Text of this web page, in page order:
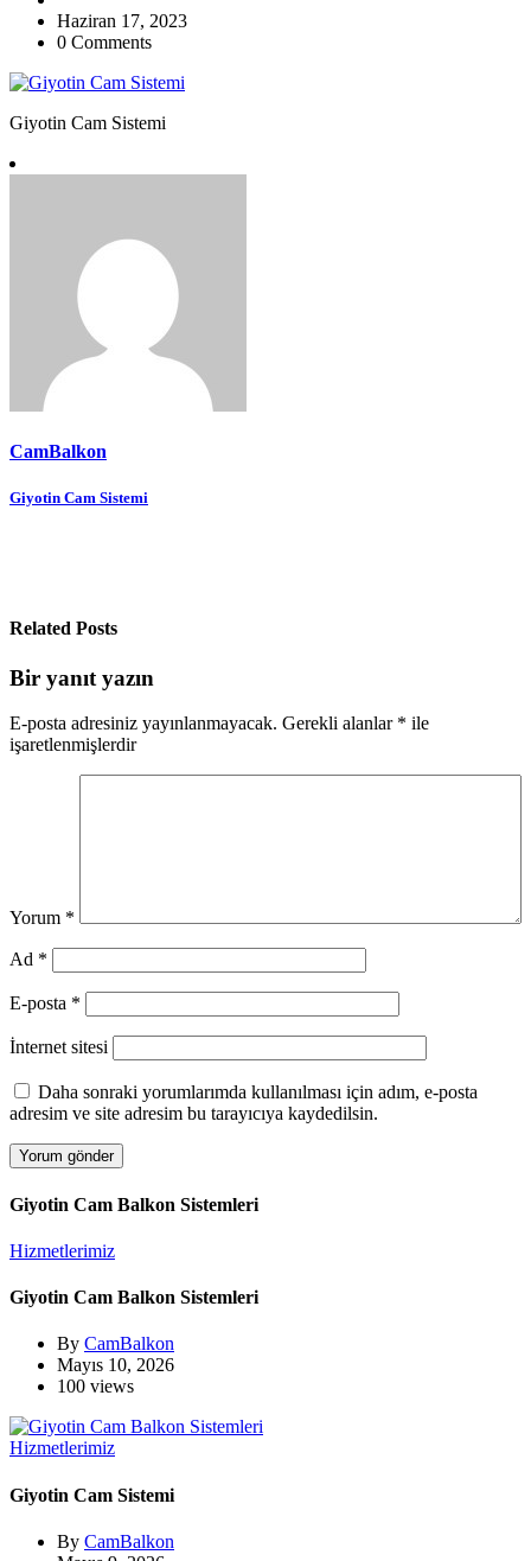
Haziran 17, 2023
0 Comments
Giyotin Cam Sistemi
CamBalkon
Yazı
Giyotin Cam Sistemi
Related Posts
Bir yanıt yazın
E-posta adresiniz yayınlanmayacak. Gerekli alanlar * ile
işaretlenmişlerdir
Yorum *
Ad *
E-posta *
İnternet sitesi
Daha sonraki yorumlarımda kullanılması için adım, e-posta
adresim ve site adresim bu tarayıcıya kaydedilsin.
Giyotin Cam Balkon Sistemleri
Hizmetlerimiz
Giyotin Cam Balkon Sistemleri
By CamBalkon
Mayıs 10, 2026
100 views
Hizmetlerimiz
Giyotin Cam Sistemi
By CamBalkon